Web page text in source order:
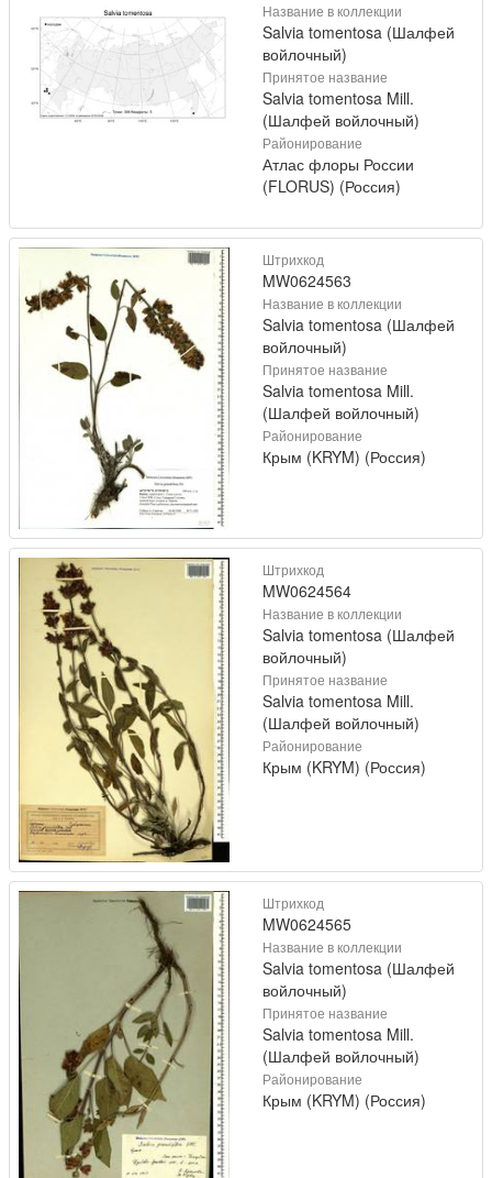
Название в коллекции
Salvia tomentosa (Шалфей
войлочный)
Принятое название
Salvia tomentosa Mill.
(Шалфей войлочный)
Районирование
Атлас флоры России
(FLORUS) (Россия)
Штрихкод
MW0624563
Название в коллекции
Salvia tomentosa (Шалфей
войлочный)
Принятое название
Salvia tomentosa Mill.
(Шалфей войлочный)
Районирование
Крым (KRYM) (Россия)
Штрихкод
MW0624564
Название в коллекции
Salvia tomentosa (Шалфей
войлочный)
Принятое название
Salvia tomentosa Mill.
(Шалфей войлочный)
Районирование
Крым (KRYM) (Россия)
Штрихкод
MW0624565
Название в коллекции
Salvia tomentosa (Шалфей
войлочный)
Принятое название
Salvia tomentosa Mill.
(Шалфей войлочный)
Районирование
Крым (KRYM) (Россия)